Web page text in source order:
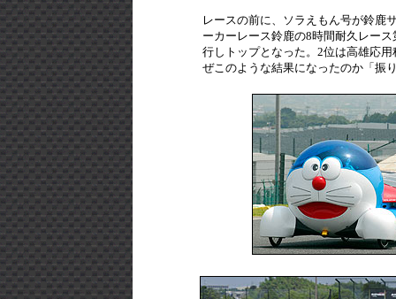
レースの前に、ソラえもん号が鈴鹿
ーカーレース鈴鹿の8時間耐久レー
行しトップとなった。2位は高雄応
ぜこのような結果になったのか「振